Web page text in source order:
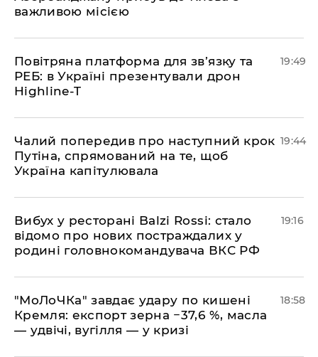
важливою місією
​Повітряна платформа для зв’язку та
РЕБ: в Україні презентували дрон
Highline-T
19:49
​Чалий попередив про наступний крок
Путіна, спрямований на те, щоб
Україна капітулювала
19:44
​Вибух у ресторані Balzi Rossi: стало
відомо про нових постраждалих у
родині головнокомандувача ВКС РФ
19:16
​"МоЛоЧКа" завдає удару по кишені
Кремля: експорт зерна −37,6 %, масла
— удвічі, вугілля — у кризі
18:58